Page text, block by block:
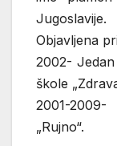
Jugoslavije.
Objavljena
2002-
škole
2001-
„Rujno“.